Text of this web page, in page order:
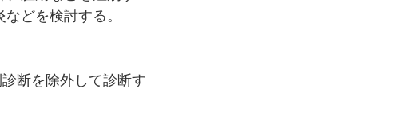
どを検討する。
断を除外して診断す